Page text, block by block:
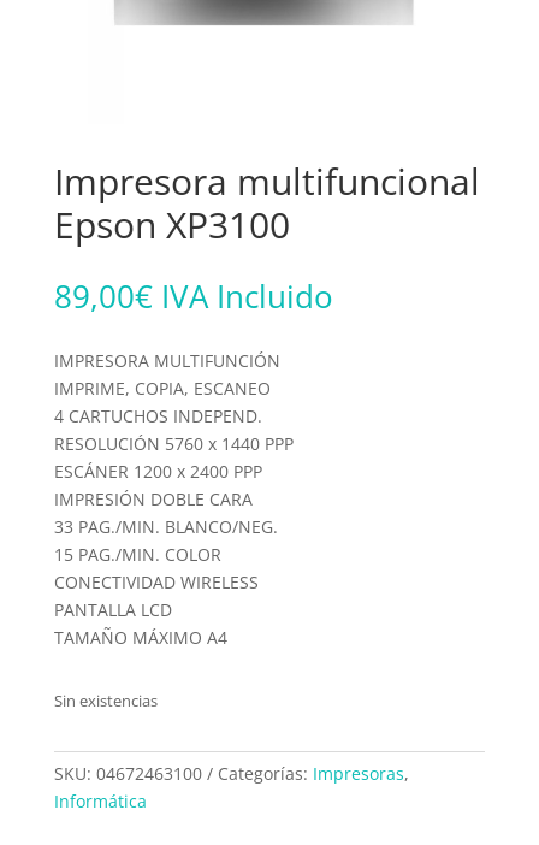
Impresora multifuncional
Epson XP3100
89,00€ IVA Incluido
IMPRESORA MULTIFUNCIÓN
IMPRIME, COPIA, ESCANEO
4 CARTUCHOS INDEPEND.
RESOLUCIÓN 5760 x 1440 PPP
ESCÁNER 1200 x 2400 PPP
IMPRESIÓN DOBLE CARA
33 PAG./MIN. BLANCO/NEG.
15 PAG./MIN. COLOR
CONECTIVIDAD WIRELESS
PANTALLA LCD
TAMAÑO MÁXIMO A4
Sin existencias
SKU: 04672463100 Categorías: Impresoras,
Informática